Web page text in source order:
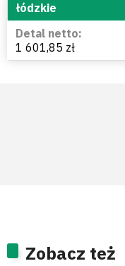
łódzkie
1 601,85 zł
Zobacz też